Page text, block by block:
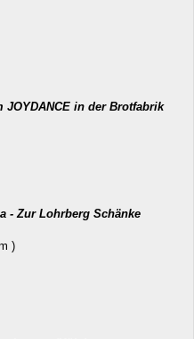
in der Brotfabrik
- Zur Lohrberg Schänke
)